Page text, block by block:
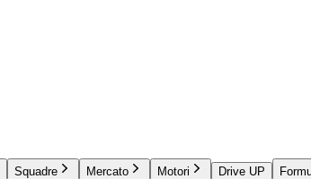
Squadre Mercato Motori Drive UP